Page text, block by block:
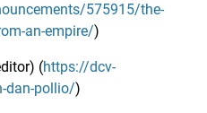
575915/the-
an-empire/)
(https://dcv-
dan-pollio/)